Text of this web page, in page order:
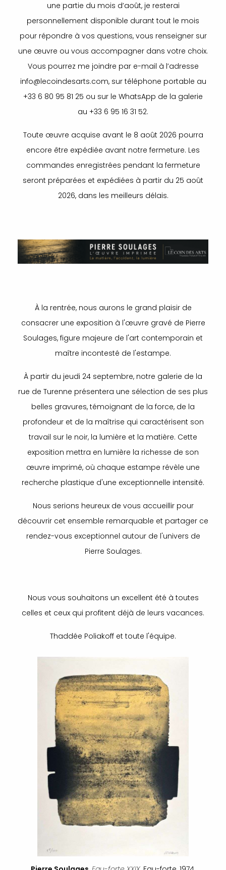
une partie du mois d’août, je resterai
personnellement disponible durant tout le mois
pour répondre à vos questions, vous renseigner sur
une œuvre ou vous accompagner dans votre choix.
Vous pourrez me joindre par e-mail à l’adresse
info@lecoindesarts.com, sur téléphone portable au
+33 6 80 95 81 25 ou sur le WhatsApp de la galerie
au +33 6 95 16 31 52.
Toute œuvre acquise avant le 8 août 2026 pourra
encore être expédiée avant notre fermeture. Les
commandes enregistrées pendant la fermeture
seront préparées et expédiées à partir du 25 août
2026, dans les meilleurs délais.
À la rentrée, nous aurons le grand plaisir de
consacrer une exposition à l'œuvre gravé de Pierre
Soulages, figure majeure de l'art contemporain et
maître incontesté de l'estampe.
À partir du jeudi 24 septembre, notre galerie de la
rue de Turenne présentera une sélection de ses plus
belles gravures, témoignant de la force, de la
profondeur et de la maîtrise qui caractérisent son
travail sur le noir, la lumière et la matière. Cette
exposition mettra en lumière la richesse de son
œuvre imprimé, où chaque estampe révèle une
recherche plastique d'une exceptionnelle intensité.
Nous serions heureux de vous accueillir pour
découvrir cet ensemble remarquable et partager ce
rendez-vous exceptionnel autour de l'univers de
Pierre Soulages.
Nous vous souhaitons un excellent été à toutes
celles et ceux qui profitent déjà de leurs vacances.
Thaddée Poliakoff et toute l'équipe.